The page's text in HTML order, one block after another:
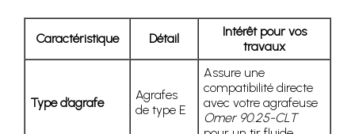
Caractéristique Détail
Intérêt pour vos
travaux
Type d’agrafe
Agrafes
de type E
Assure une
compatibilité directe
avec votre agrafeuse
Omer 90.25-CLT